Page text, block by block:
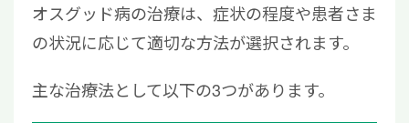
オスグッド病の治療は、症状の程度や患者さま
の状況に応じて適切な方法が選択されます。
主な治療法として以下の3つがあります。